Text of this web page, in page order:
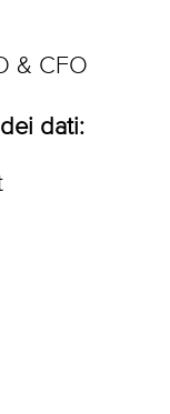
& CFO
dati: